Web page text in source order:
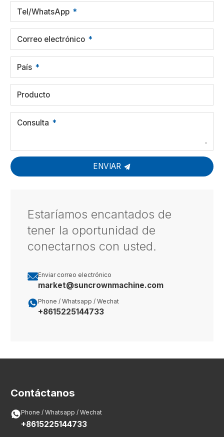
Tel/WhatsApp
Correo electrónico
País
Producto
Consulta
ENVIAR
Estaríamos encantados de
tener la oportunidad de
conectarnos con usted.
Enviar correo electrónico
market@suncrownmachine.com
Phone / Whatsapp / Wechat
+8615225144733
Contáctanos
Phone / Whatsapp / Wechat
+8615225144733